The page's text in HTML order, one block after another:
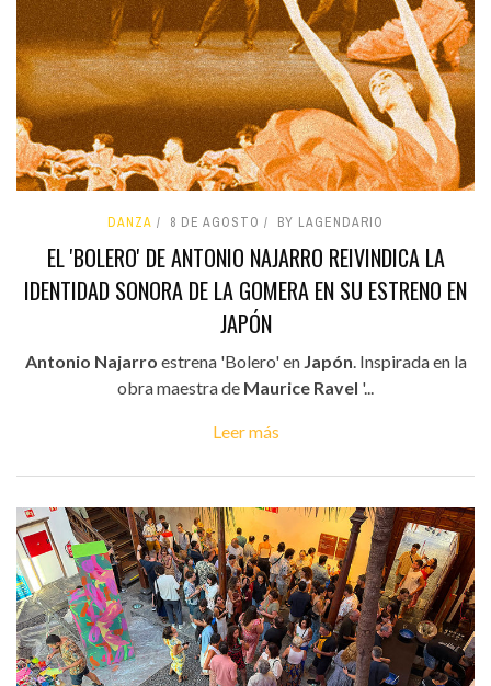
DANZA 8 DE AGOSTO BY LAGENDARIO
EL 'BOLERO' DE ANTONIO NAJARRO REIVINDICA LA
IDENTIDAD SONORA DE LA GOMERA EN SU ESTRENO EN
JAPÓN
Antonio Najarro estrena 'Bolero' en Japón. Inspirada en la
obra maestra de Maurice Ravel '...
Leer más